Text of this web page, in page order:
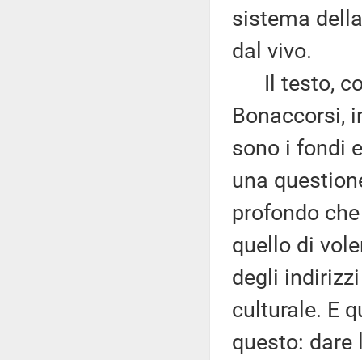
sistema
dal vivo.
Il testo,
Bonaccorsi,
sono i fondi
una
profondo
quello di
degli
culturale. E
questo: dare